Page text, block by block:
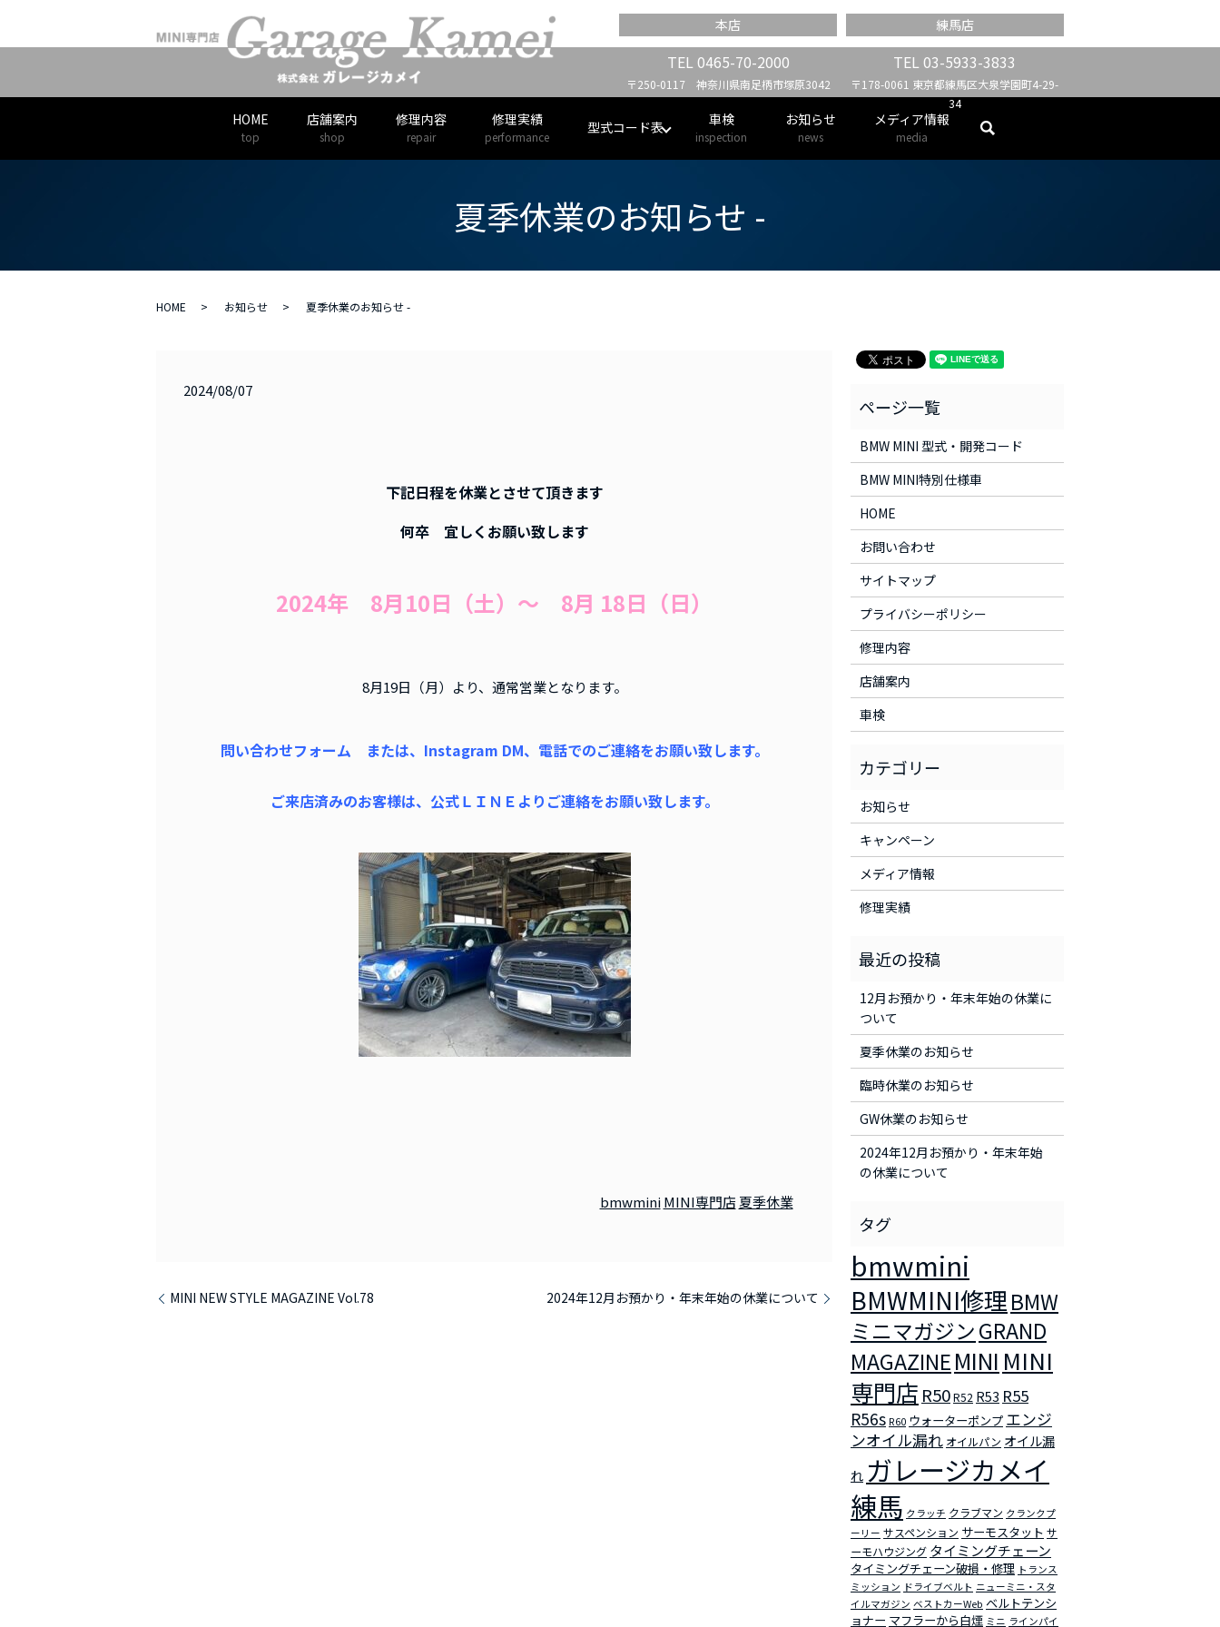
練馬店
TEL03-5933-3833
〒178-0061 東京都練馬区大泉学園町4-29-
34
本店
TEL0465-70-2000
〒250-0117 神奈川県南足柄市塚原3042
HOME
top
店舗案内
shop
修理内容
repair
修理実績
performance
型式コード表 車検
inspection
お知らせ
news
メディア情報
media search
夏季休業のお知らせ -
HOME お知らせ 夏季休業のお知らせ -
2024/08/07
下記日程を休業とさせて頂きます
何卒 宜しくお願い致します
2024年 8月10日（土）～ 8月 18日（日）
8月19日（月）より、通常営業となります。
問い合わせフォーム または、Instagram DM、電話でのご連絡をお願い致します。
ご来店済みのお客様は、公式ＬＩＮＥよりご連絡をお願い致します。
bmwmini MINI専門店 夏季休業
MINI NEW STYLE MAGAZINE Vol.78 2024年12月お預かり・年末年始の休業について
BMW MINI 型式・開発コード
BMW MINI特別仕様車
HOME
お問い合わせ
サイトマップ
プライバシーポリシー
修理内容
店舗案内
車検
お知らせ
キャンペーン
メディア情報
修理実績
12月お預かり・年末年始の休業に
ついて
夏季休業のお知らせ
臨時休業のお知らせ
GW休業のお知らせ
2024年12月お預かり・年末年始
の休業について
bmwmini
BMWMINI修理BMW
ミニマガジンGRAND
MAGAZINEMINI MINI
専門店 R50R52 R53 R55
R56s R60 ウォーターポンプ エンジ
ンオイル漏れ オイルパン オイル漏
れ ガレージカメイ
練馬 クラッチ クラブマン クランクプ
ーリー サスペンション サーモスタット サ
ーモハウジング タイミングチェーン
タイミングチェーン破損・修理 トランス
ミッション ドライブベルト ニューミニ・スタ
イルマガジン ベストカーWeb ベルトテンシ
ョナー マフラーから白煙 ミニ ラインパイ